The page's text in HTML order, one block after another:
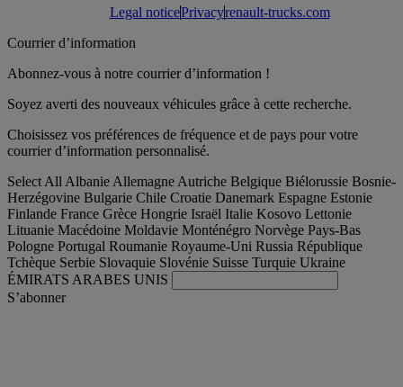
Legal noticePrivacyrenault-trucks.com
Courrier d’information
Abonnez-vous à notre courrier d’information !
Soyez averti des nouveaux véhicules grâce à cette recherche.
Choisissez vos préférences de fréquence et de pays pour votre
courrier d’information personnalisé.
Select AllAlbanieAllemagneAutriche Belgique Biélorussie Bosnie-
Herzégovine Bulgarie Chile Croatie Danemark Espagne Estonie
Finlande France Grèce Hongrie Israël Italie Kosovo Lettonie
Lituanie Macédoine Moldavie Monténégro Norvège Pays-Bas
Pologne Portugal Roumanie Royaume-Uni Russia République
Tchèque Serbie Slovaquie Slovénie Suisse Turquie Ukraine
ÉMIRATS ARABES UNIS
S’abonner